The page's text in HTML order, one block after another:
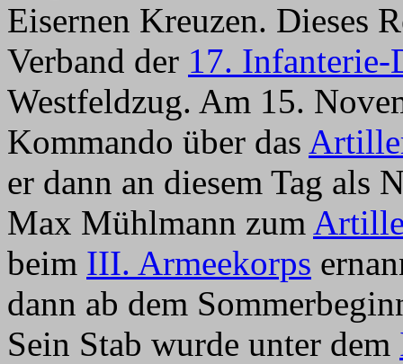
Eisernen Kreuzen. Dieses
Verband der 17.
Westfeldzug. Am 15.
Kommando über das
er dann an diesem Tag als
Max Mühlmann zum
beim III. Armeekorps
dann ab dem
Sein Stab wurde unter dem